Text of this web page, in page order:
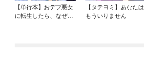
【単行本】おデブ悪女
に転生したら、なぜか
【タテヨミ】あなたは
もういりません